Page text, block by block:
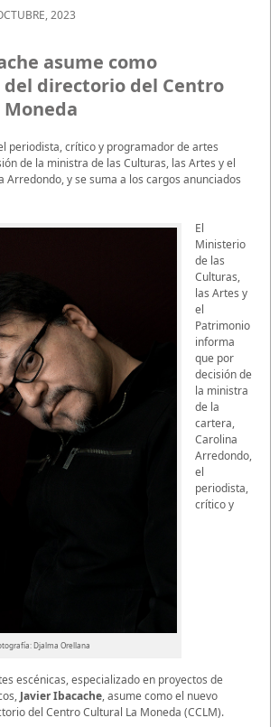
2023
asume como
directorio del Centro
periodista, crítico y programador de artes
de la ministra de las Culturas, las Artes y el
Arredondo, y se suma a los cargos anunciados
Djalma Orellana
El
Ministerio
de las
Culturas,
las Artes y
el
Patrimonio
informa
que por
decisión de
la ministra
de la
cartera,
Carolina
Arredondo,
el
periodista,
crítico y
escénicas, especializado en proyectos de
Javier Ibacache, asume como el nuevo
del Centro Cultural La Moneda (CCLM).